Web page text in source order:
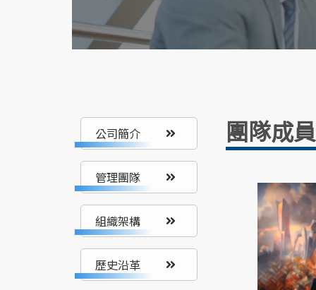
公司簡介
管理團隊
組織架構
歷史沿革
團隊成員